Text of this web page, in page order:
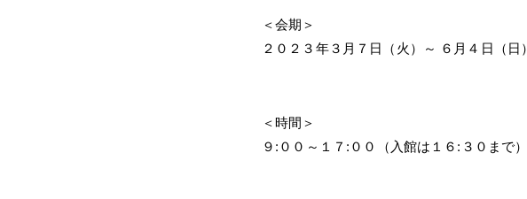
＜会期＞
２０２３年３月７日（火）～ ６月４日（日）
＜時間＞
９:００～１７:００（入館は１６:３０まで）